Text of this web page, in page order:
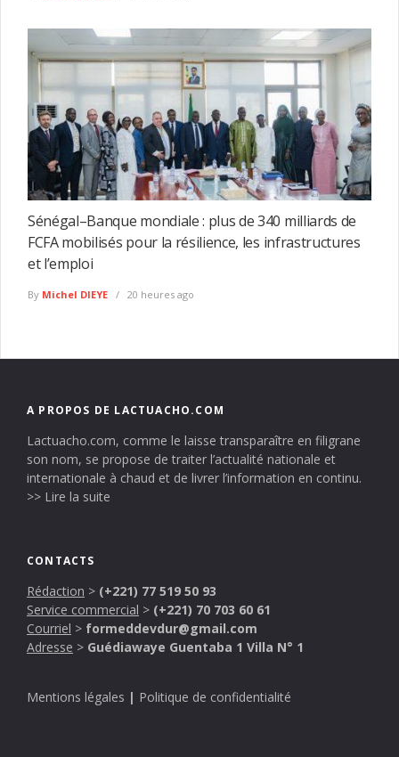
Sénégal–Banque mondiale : plus de 340 milliards de
FCFA mobilisés pour la résilience, les infrastructures
et l’emploi
By Michel DIEYE 20 heures ago
A PROPOS DE LACTUACHO.COM
Lactuacho.com, comme le laisse transparaître en filigrane
son nom, se propose de traiter l’actualité nationale et
internationale à chaud et de livrer l’information en continu.
>> Lire la suite
CONTACTS
Rédaction > (+221) 77 519 50 93
Service commercial > (+221) 70 703 60 61
Courriel > formeddevdur@gmail.com
Adresse > Guédiawaye Guentaba 1 Villa N° 1
Mentions légales | Politique de confidentialité